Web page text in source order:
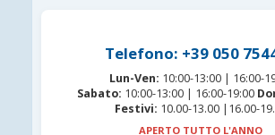
Telefono: +39 050
Lun-Ven: 10:00-13:00 | 16:00-
Sabato: 10:00-13:00 | 16:00-19:00
Festivi: 10.00-13.00 |16.00-
APERTO TUTTO L'ANNO